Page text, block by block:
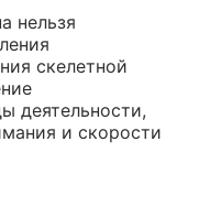
нельзя
скелетной
деятельности,
и скорости